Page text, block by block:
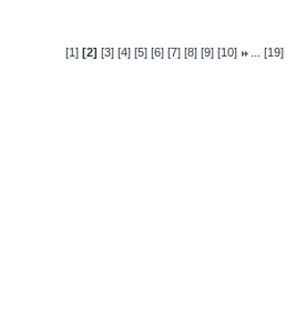
[1] [2] [3] [4] [5] [6] [7] [8] [9] [10] ...[19]